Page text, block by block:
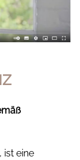
ist eine